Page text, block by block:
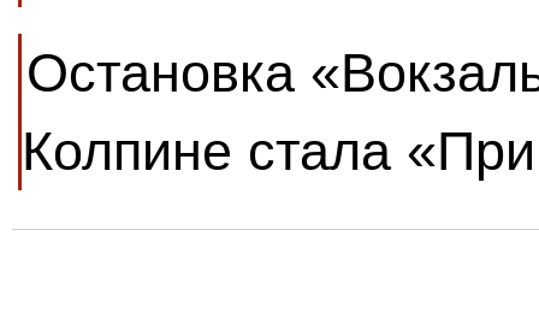
Остановка
Колпине стала